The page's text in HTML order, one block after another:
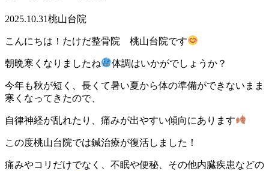
2025.10.31桃山台院
こんにちは！たけだ整骨院 桃山台院です
朝晩寒くなりましたね 体調はいかがでしょうか？
今年も秋が短く、長くて暑い夏から体の準備ができないまま
寒くなってきたので、
自律神経が乱れたり、痛みが出やすい傾向にあります
この度桃山台院では鍼治療が復活しました！
痛みやコリだけでなく、不眠や便秘、その他内臓疾患などの